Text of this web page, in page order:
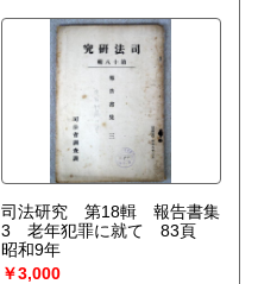
司法研究 第18輯 報告書集
3 老年犯罪に就て 83頁
昭和9年
￥3,000